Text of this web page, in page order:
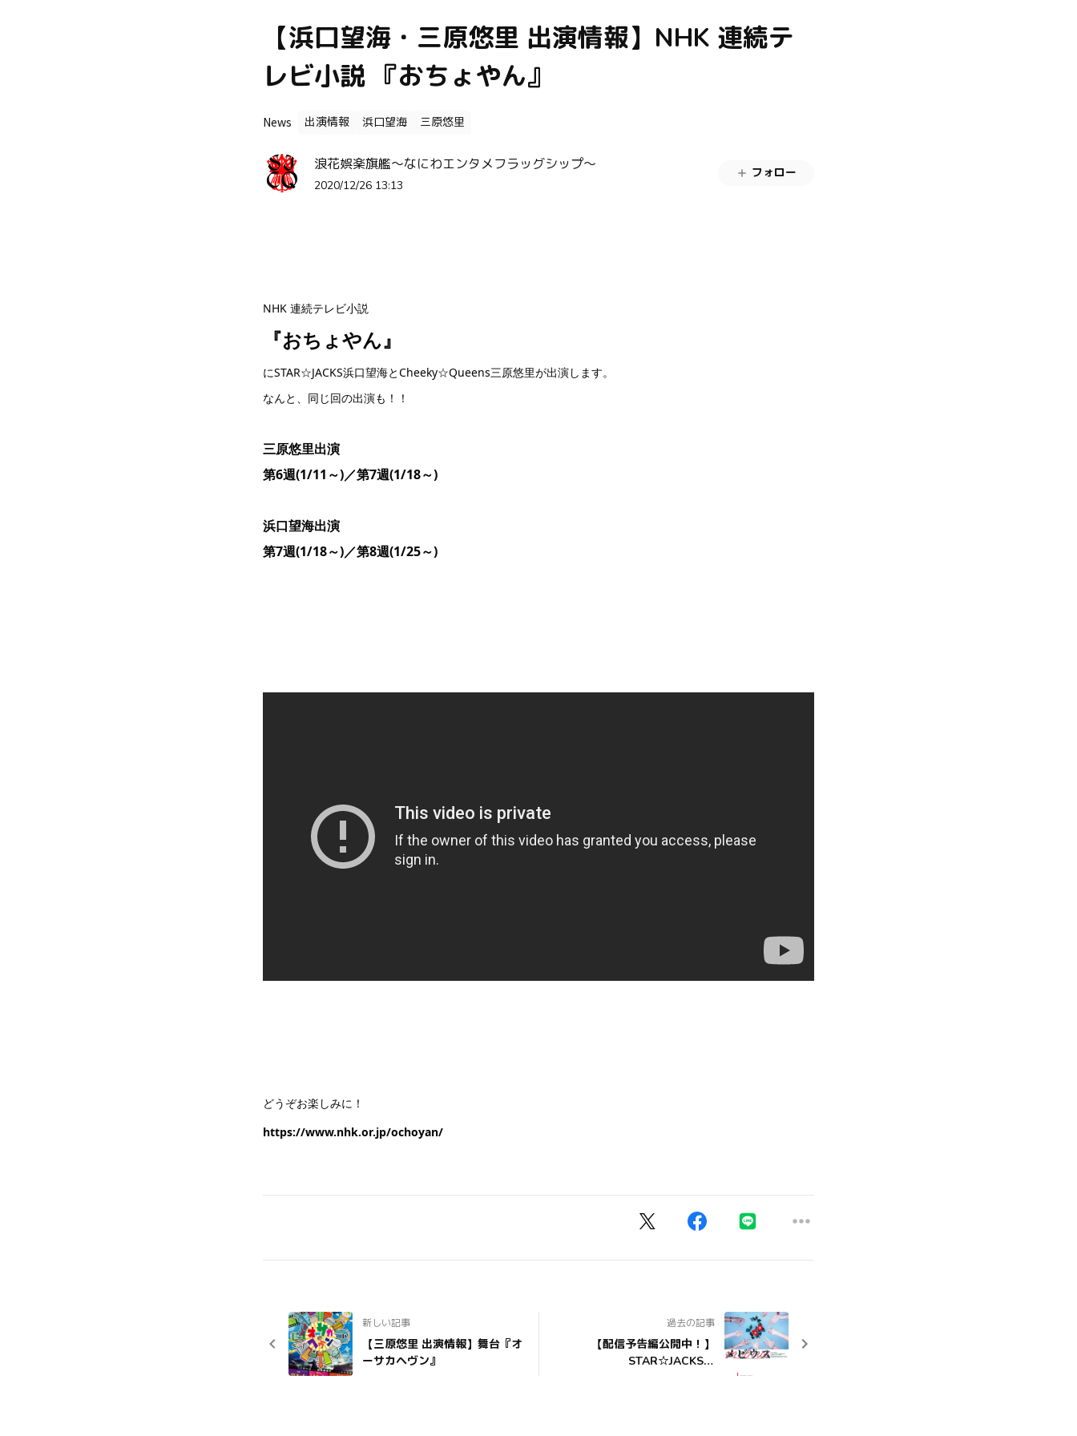
【浜口望海・三原悠里 出演情報】NHK 連続テ
レビ小説 『おちょやん』
News 出演情報 浜口望海 三原悠里
浪花娯楽旗艦～なにわエンタメフラッグシップ～
2020/12/26 13:13
フォロー
NHK 連続テレビ小説
『おちょやん』
にSTAR☆JACKS浜口望海とCheeky☆Queens三原悠里が出演します。
なんと、同じ回の出演も！！
三原悠里出演
第6週(1/11～)／第7週(1/18～)
浜口望海出演
第7週(1/18～)／第8週(1/25～)
どうぞお楽しみに！
https://www.nhk.or.jp/ochoyan/
新しい記事
【三原悠里 出演情報】舞台『オ
ーサカヘヴン』
過去の記事
【配信予告編公開中！】
STAR☆JACKS＆